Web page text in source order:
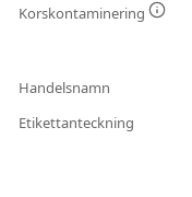
Korskontaminering
Handelsnamn
Etikettanteckning